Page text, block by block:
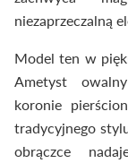
niezaprzeczalną
Model ten w
Ametyst
koronie
tradycyjnego
obrączce